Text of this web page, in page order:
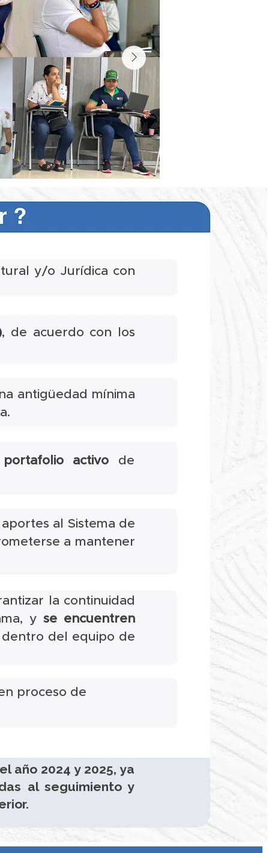
y/o Jurídica con
, de acuerdo con los
antigüedad mínima
activo de
al Sistema de
a mantener
la continuidad
yse encuentren
del equipo de
proceso de
año 2024 y 2025, ya
al seguimiento y